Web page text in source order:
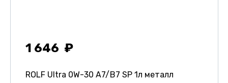
1 646
ROLF Ultra 0W-30 A7/B7 SP 1л металл